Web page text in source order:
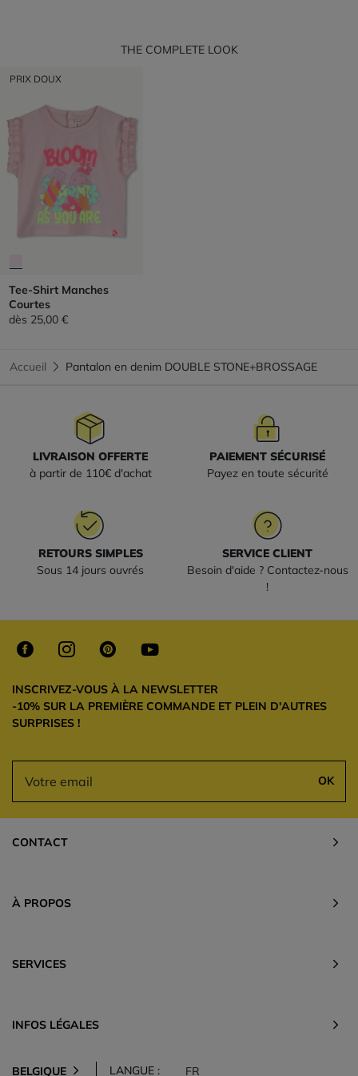
THE COMPLETE LOOK
PRIX DOUX
Tee-Shirt Manches
Courtes
dès 25,00 €
Accueil Pantalon en denim DOUBLE STONE+BROSSAGE
LIVRAISON OFFERTE
à partir de 110€ d'achat
PAIEMENT SÉCURISÉ
Payez en toute sécurité
RETOURS SIMPLES
Sous 14 jours ouvrés
SERVICE CLIENT
Besoin d'aide ? Contactez-nous
!
INSCRIVEZ-VOUS À LA NEWSLETTER
-10% SUR LA PREMIÈRE COMMANDE ET PLEIN D'AUTRES
SURPRISES !
OK
CONTACT
À PROPOS
SERVICES
INFOS LÉGALES
BELGIQUE LANGUE : FR